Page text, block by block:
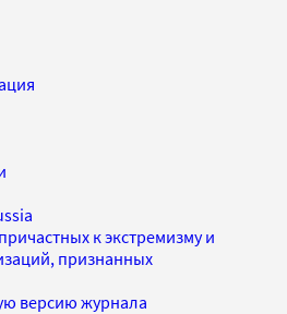
к экстремизму и
признанных
версию журнала